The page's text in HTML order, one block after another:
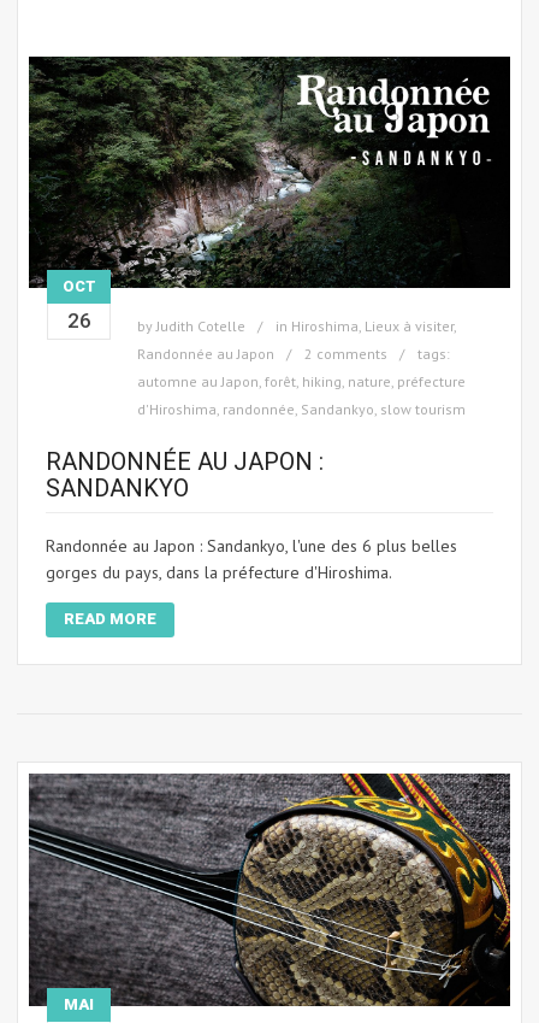
OCT
26 byJudith Cotelle in Hiroshima, Lieux à visiter,
Randonnée au Japon
2 comments
tags:
automne au Japon, forêt, hiking, nature, préfecture
d'Hiroshima, randonnée, Sandankyo, slow tourism
RANDONNÉE AU JAPON :
SANDANKYO
Randonnée au Japon : Sandankyo, l'une des 6 plus belles
gorges du pays, dans la préfecture d'Hiroshima.
READ MORE
MAI